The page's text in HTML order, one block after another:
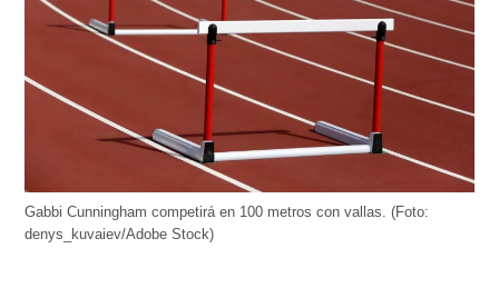
Gabbi Cunningham competirá en 100 metros con vallas. (Foto:
denys_kuvaiev/Adobe Stock)